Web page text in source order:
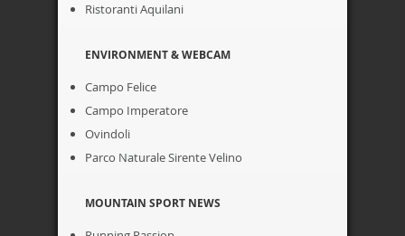
Ristoranti Aquilani
ENVIRONMENT & WEBCAM
Campo Felice
Campo Imperatore
Ovindoli
Parco Naturale Sirente Velino
MOUNTAIN SPORT NEWS